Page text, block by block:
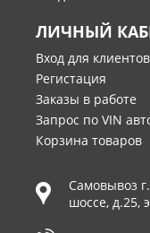
ЛИЧНЫЙ
Вход для клиентов
Регистация
Заказы в работе
Запрос по VIN
Корзина товаров
Самовывоз г.
шоссе, д.25,